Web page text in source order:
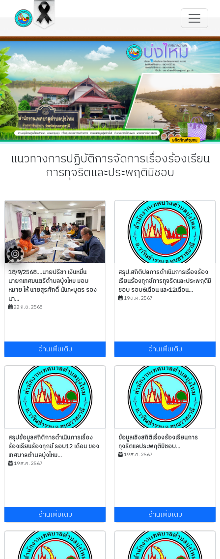
แนวทางการปฏิบัติการจัดการเรื่องร้องเรียน
การทุจริตและประพฤติมิชอบ
18/9/2568....นายปรีชา เงินหมื่น
นายกเทศมนตรีตำบลบุ่งไหม มอบ
หมาย ให้ นายสุรศักดิ์ นันทะบุตร รอง
นา...
22 ก.ย. 2568
อ่านเพิ่มเติม
สรุป.สถิติปลการดำเนินการเรื่องร้อง
เรียนร้องทุกข์การทุจริตและประพฤติมิ
ชอบ รอบ6เดือน และ12เดือน...
19 ส.ค. 2567
อ่านเพิ่มเติม
สรุปข้อมูลสถิติการดำเนินการเรื่อง
ร้องเรียนร้องทุกข์ รอบ12 เดือน ของ
เทศบาลตำบลบุ่งไหม...
19 ส.ค. 2567
อ่านเพิ่มเติม
ข้อมูลเชิงสถิติเรื่องร้องเรียนการ
ทุจริตแลประพฤติมิชอบ...
19 ส.ค. 2567
อ่านเพิ่มเติม